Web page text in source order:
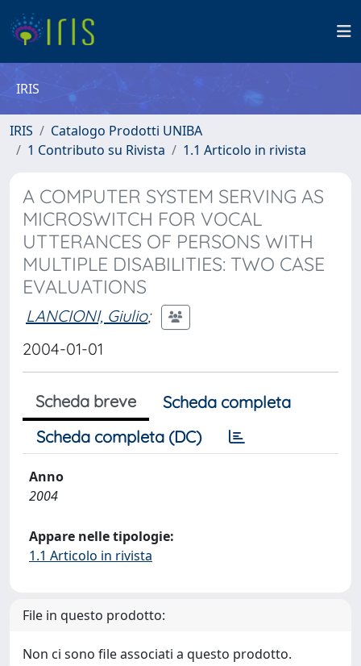
IRIS
IRIS
Catalogo Prodotti UNIBA
1 Contributo su Rivista
1.1 Articolo in rivista
A COMPUTER SYSTEM SERVING AS
MICROSWITCH FOR VOCAL
UTTERANCES OF PERSONS WITH
MULTIPLE DISABILITIES: TWO CASE
EVALUATIONS
LANCIONI, Giulio;
2004-01-01
Scheda breve
Scheda completa
Scheda completa (DC)
Anno
2004
Appare nelle tipologie:
1.1 Articolo in rivista
File in questo prodotto:
Non ci sono file associati a questo prodotto.